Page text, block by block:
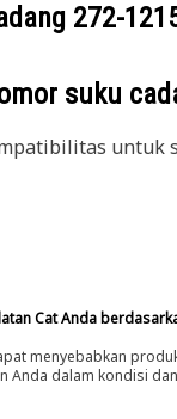
272-
suku
untuk
Cat Anda
menyebabkan
Anda dalam kondisi